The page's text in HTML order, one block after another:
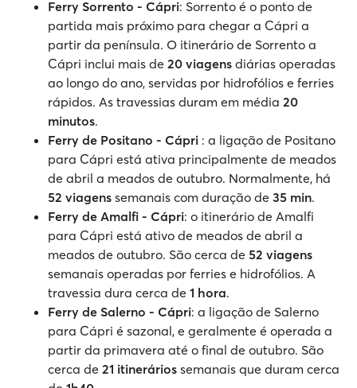
Ferry Sorrento - Cápri: Sorrento é o ponto de
partida mais próximo para chegar a Cápri a
partir da península. O itinerário de Sorrento a
Cápri inclui mais de 20 viagens diárias operadas
ao longo do ano, servidas por hidrofólios e ferries
rápidos. As travessias duram em média 20
minutos.
Ferry de Positano - Cápri : a ligação de Positano
para Cápri está ativa principalmente de meados
de abril a meados de outubro. Normalmente, há
52 viagens semanais com duração de 35 min.
Ferry de Amalfi - Cápri: o itinerário de Amalfi
para Cápri está ativo de meados de abril a
meados de outubro. São cerca de 52 viagens
semanais operadas por ferries e hidrofólios. A
travessia dura cerca de 1 hora.
Ferry de Salerno - Cápri: a ligação de Salerno
para Cápri é sazonal, e geralmente é operada a
partir da primavera até o final de outubro. São
cerca de 21 itinerários semanais que duram cerca